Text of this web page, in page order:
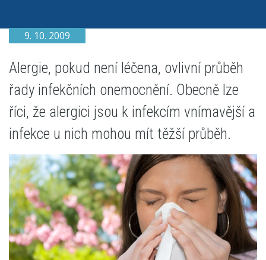
9. 10. 2009
Alergie, pokud není léčena, ovlivní průběh
řady infekčních onemocnění. Obecně lze
říci, že alergici jsou k infekcím vnímavější a
infekce u nich mohou mít těžší průběh.